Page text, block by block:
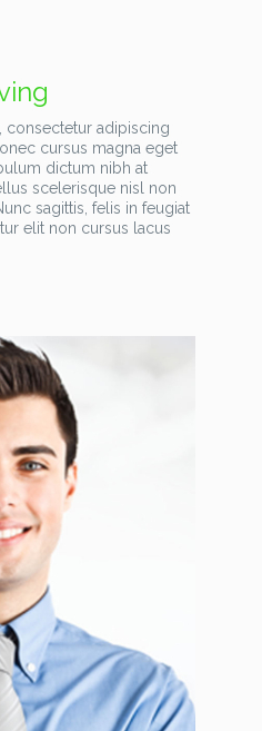
consectetur adipiscing
cursus magna eget
dictum nibh at
scelerisque nisl non
sagittis, felis in feugiat
elit non cursus lacus